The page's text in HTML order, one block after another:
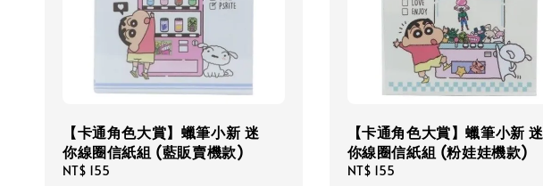
【卡通角色大賞】蠟筆小新 迷
你線圈信紙組 (藍販賣機款)
Regular
NT$ 155
【卡通角色大賞】蠟筆小新 迷
你線圈信紙組 (粉娃娃機款)
Regular
NT$ 155